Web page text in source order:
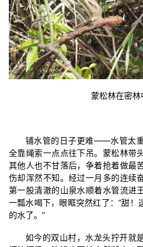
蒙松林在密
铺水管的日子更难——水管太重
全靠绳索一点点往下吊。蒙松林带
其他人也不甘落后，争着抢着做最
伤却浑然不知。经过一月多的连续
第一股清澈的山泉水顺着水管流进
一瓢水喝下，眼眶突然红了：“甜
的水了。”
如今的双山村，水龙头拧开就